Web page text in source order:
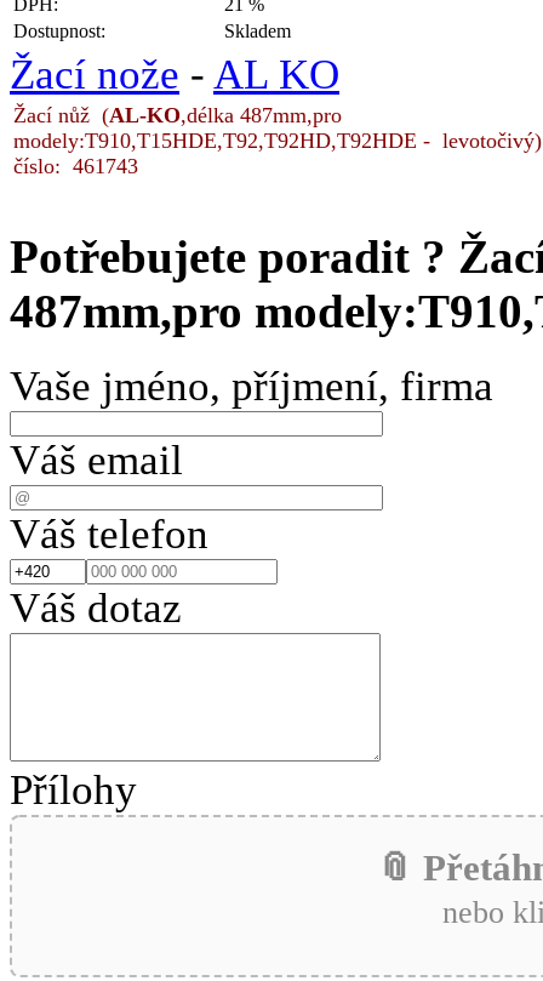
Dostupnost:
Skladem
Žací nože - AL KO
Žací nůž (AL-KO,délka 487mm,pro
modely:T910,T15HDE,T92,T92HD,T92HDE -
číslo: 461743
Potřebujete poradit ?
487mm,pro
Vaše jméno, příjmení, firma
Váš email
Váš telefon
Váš dotaz
Přílohy
📎
nebo